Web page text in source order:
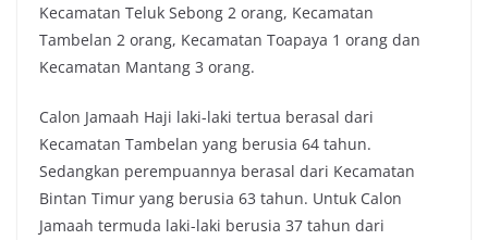
Kecamatan Teluk Sebong 2 orang, Kecamatan
Tambelan 2 orang, Kecamatan Toapaya 1 orang dan
Kecamatan Mantang 3 orang.
Calon Jamaah Haji laki-laki tertua berasal dari
Kecamatan Tambelan yang berusia 64 tahun.
Sedangkan perempuannya berasal dari Kecamatan
Bintan Timur yang berusia 63 tahun. Untuk Calon
Jamaah termuda laki-laki berusia 37 tahun dari